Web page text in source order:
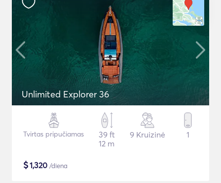
Unlimited Explorer 36
Tvirtas pripučiamas
39 ft
12 m
9 Kruizinė 1
$1,320 /diena